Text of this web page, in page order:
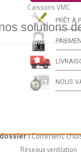
Caissons VMC
solutions
:Comment
Réseaux ventilation
PRÊT À
NOUS